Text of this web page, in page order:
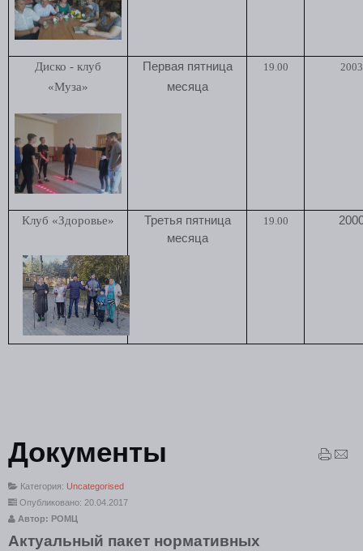
Диско - клуб
«Муза»
Первая пятница
месяца
19.00 2003
Клуб «Здоровье»
Третья пятница
месяца
19.00
Документы
Категория: Uncategorised
Опубликовано: 20.04.2017
Автор: РОМЦ
Актуальный пакет нормативных